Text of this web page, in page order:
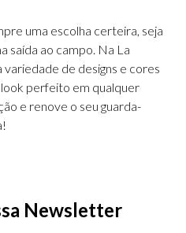
uma escolha certeira, seja
saída ao campo. Na La
de designs e cores
perfeito em qualquer
e renove o seu guarda-
Newsletter